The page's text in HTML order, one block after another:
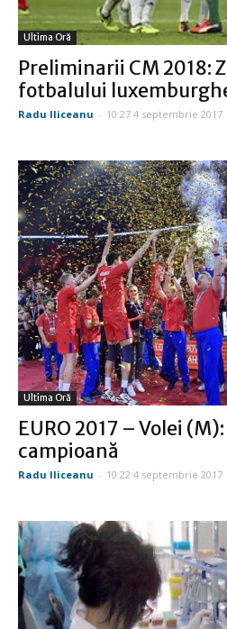
Ultima Oră
Preliminarii CM 2018:
fotbalului
Radu Iliceanu - 10:27 4 septembrie 2017
Ultima Oră
EURO 2017 – Volei
campioană
Radu Iliceanu - 10:22 4 septembrie 2017